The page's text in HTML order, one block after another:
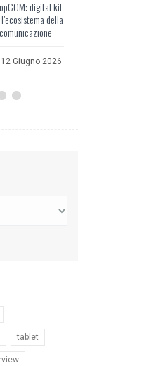
digital kit
della
comunicazione
12 Giugno 2026
tablet